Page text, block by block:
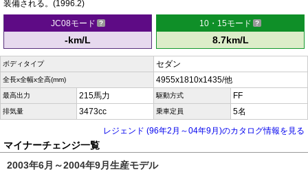
装備される。(1996.2)
JC08モード
-km/L
10・15モード
8.7km/L
ボディタイプ セダン
全長x全幅x全高(mm) 4955x1810x1435/他
最高出力 215馬力 駆動方式 FF
排気量 3473cc 乗車定員
5名
レジェンド (96年2月～04年9月)のカタログ情報を見る
マイナーチェンジ一覧
2003年6月～2004年9月生産モデル